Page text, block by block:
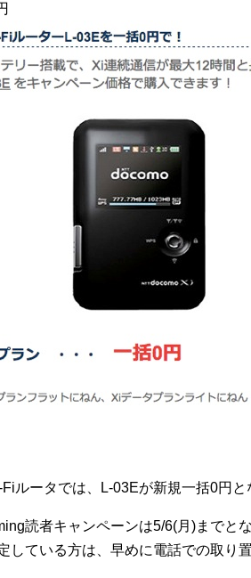
ルータでは、L-03Eが新規一括0円と
読者キャンペーンは5/6(月)までと
している方は、早めに電話での取り